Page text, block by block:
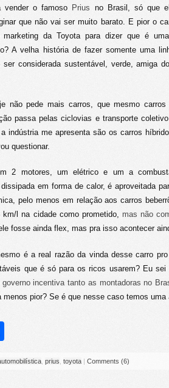
vender o famoso Prius no Brasil, só que
que não vai ser muito barato. E pior o
marketing da Toyota para dizer que é
A velha história de fazer somente uma
considerada sustentável, verde, amiga
não pede mais carros, que mesmo
passa pelas ciclovias e transporte
indústria me apresenta são os carros
questionar.
2 motores, um elétrico e um a
em forma de calor, é aproveitada
pelo menos em relação aos carros
l na cidade como prometido, mas não
fosse ainda flex, mas pra isso acontecer
é a real razão da vinda desse carro
que é só para os ricos usarem? Eu
governo incentiva tanto as montadoras no
menos pior? Se é que nesse caso temos
prius toyota | Comments (6)